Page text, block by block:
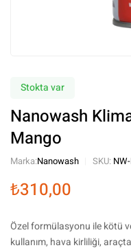
Stokta var
Nanowash
Mango
Marka:Nanowash SKU:
₺310,00
Özel formülasyonu ile kötü
kullanım, hava kirliliği,